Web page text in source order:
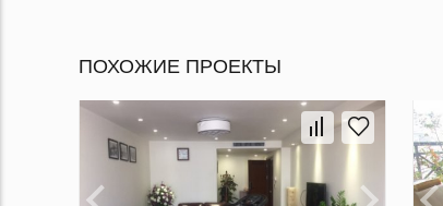
ПОХОЖИЕ ПРОЕКТЫ